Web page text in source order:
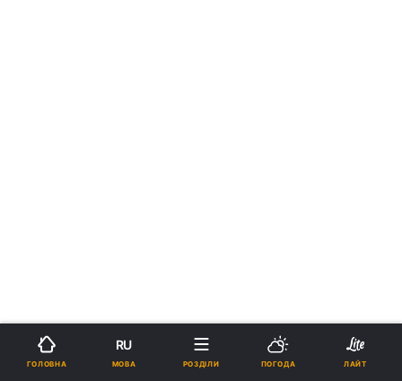
ГОЛОВНА
RU
МОВА РОЗДІЛИ ПОГОДА ЛАЙТ